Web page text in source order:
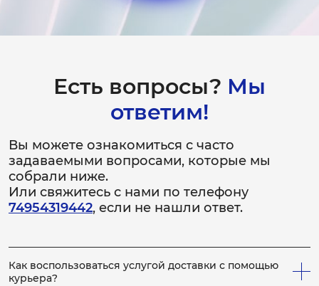
от 800 ₽
1-2 часа
Ремонт термостата
1-2 часа
от 1 000 ₽
Замена конденсатора
от 3 500 ₽
Есть вопросы? Мы
ответим!
Вы можете ознакомиться с часто
задаваемыми вопросами, которые мы
собрали ниже.
Или свяжитесь с нами по телефону
74954319442, если не нашли ответ.
Как воспользоваться услугой доставки с помощью
курьера?